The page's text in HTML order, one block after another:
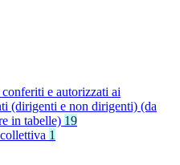
e autorizzati ai
(dirigenti e non dirigenti) (da
in tabelle) 19
1